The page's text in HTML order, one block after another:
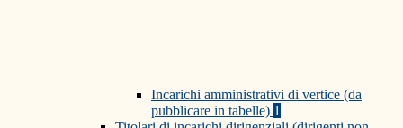
Incarichi amministrativi di vertice (da
pubblicare in tabelle) 1